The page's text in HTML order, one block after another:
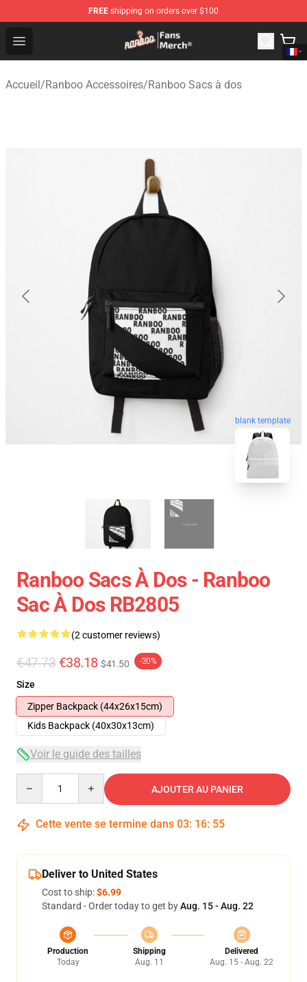
FREE shipping on orders over $100
Open menu
Ranboo Store - Official Ranboo Merchandise Shop
Accueil/Ranboo Accessoires/Ranboo Sacs à dos
blank template
Ranboo Sacs À Dos - Ranboo
Sac À Dos RB2805
(2 customer reviews)
€47.73 €38.18 $41.50 -20%
Size
Zipper Backpack (44x26x15cm)
Kids Backpack (40x30x13cm)
Voir le guide des tailles
AJOUTER AU PANIER
Cette vente se termine dans 03: 16: 54
Deliver to United States
Cost to ship:$6.99
Standard - Order today to get byAug. 15 - Aug. 22
Production
Today
Shipping
Aug. 11
Delivered
Aug. 15 - Aug. 22